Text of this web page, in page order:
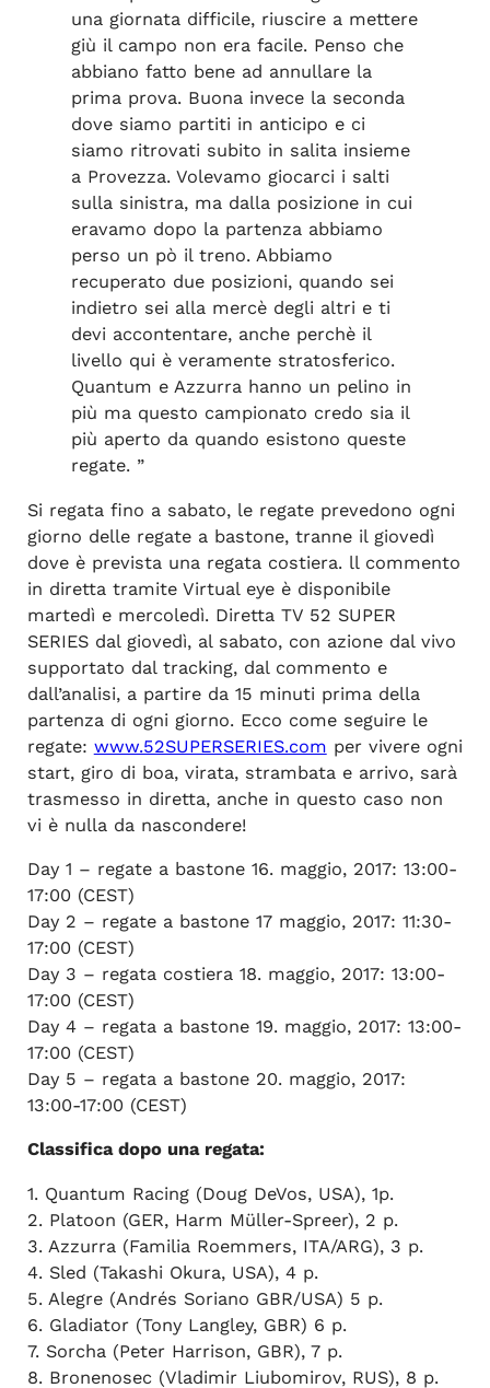
una giornata difficile, riuscire a mettere
giù il campo non era facile. Penso che
abbiano fatto bene ad annullare la
prima prova. Buona invece la seconda
dove siamo partiti in anticipo e ci
siamo ritrovati subito in salita insieme
a Provezza. Volevamo giocarci i salti
sulla sinistra, ma dalla posizione in cui
eravamo dopo la partenza abbiamo
perso un pò il treno. Abbiamo
recuperato due posizioni, quando sei
indietro sei alla mercè degli altri e ti
devi accontentare, anche perchè il
livello qui è veramente stratosferico.
Quantum e Azzurra hanno un pelino in
più ma questo campionato credo sia il
più aperto da quando esistono queste
regate. ”
Si regata fino a sabato, le regate prevedono ogni
giorno delle regate a bastone, tranne il giovedì
dove è prevista una regata costiera. ll commento
in diretta tramite Virtual eye è disponibile
martedì e mercoledì. Diretta TV 52 SUPER
SERIES dal giovedì, al sabato, con azione dal vivo
supportato dal tracking, dal commento e
dall’analisi, a partire da 15 minuti prima della
partenza di ogni giorno. Ecco come seguire le
regate: www.52SUPERSERIES.com per vivere ogni
start, giro di boa, virata, strambata e arrivo, sarà
trasmesso in diretta, anche in questo caso non
vi è nulla da nascondere!
Day 1 – regate a bastone 16. maggio, 2017: 13:00-
17:00 (CEST)
Day 2 – regate a bastone 17 maggio, 2017: 11:30-
17:00 (CEST)
Day 3 – regata costiera 18. maggio, 2017: 13:00-
17:00 (CEST)
Day 4 – regata a bastone 19. maggio, 2017: 13:00-
17:00 (CEST)
Day 5 – regata a bastone 20. maggio, 2017:
13:00-17:00 (CEST)
Classifica dopo una regata:
1. Quantum Racing (Doug DeVos, USA), 1p.
2. Platoon (GER, Harm Müller-Spreer), 2 p.
3. Azzurra (Familia Roemmers, ITA/ARG), 3 p.
4. Sled (Takashi Okura, USA), 4 p.
5. Alegre (Andrés Soriano GBR/USA) 5 p.
6. Gladiator (Tony Langley, GBR) 6 p.
7. Sorcha (Peter Harrison, GBR), 7 p.
8. Bronenosec (Vladimir Liubomirov, RUS), 8 p.